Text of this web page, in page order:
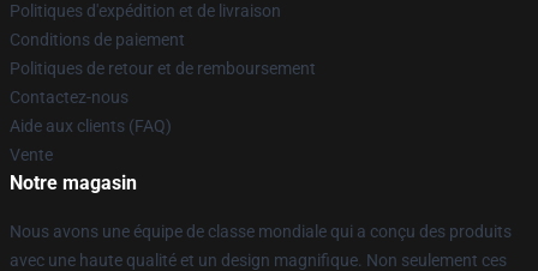
Politiques d'expédition et de livraison
Conditions de paiement
Politiques de retour et de remboursement
Contactez-nous
Aide aux clients (FAQ)
Vente
Notre magasin
Nous avons une équipe de classe mondiale qui a conçu des produits
avec une haute qualité et un design magnifique. Non seulement ces